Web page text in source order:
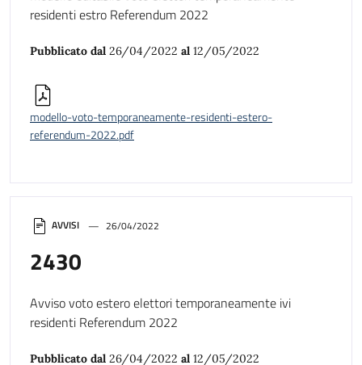
AVVISI 26/04/2022
2430
Avviso voto estero elettori temporaneamente ivi
residenti Referendum 2022
Pubblicato dal 26/04/2022 al 12/05/2022
residenti estro Referendum 2022
Pubblicato dal 26/04/2022 al 12/05/2022
modello-voto-temporaneamente-residenti-estero-
referendum-2022.pdf